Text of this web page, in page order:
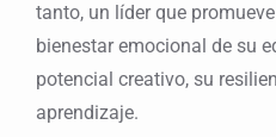
tanto, un líder que
bienestar emocional de su
potencial creativo, su
aprendizaje.